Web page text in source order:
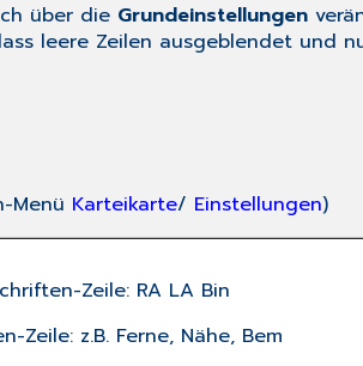
über die Grundeinstellungen
leere Zeilen ausgeblendet und
Menü Karteikarte/ Einstellungen)
Zeile: RA LA Bin
Zeile: z.B. Ferne, Nähe, Bem